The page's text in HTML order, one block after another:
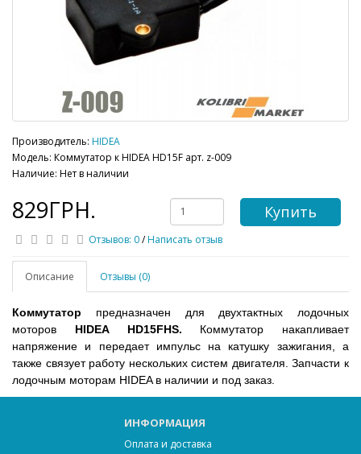
Производитель: HIDEA
Модель: Коммутатор к HIDEA HD15F арт. z-009
Наличие: Нет в наличии
829ГРН. Купить
Отзывов: 0/Написать отзыв
Описание Отзывы (0)
Коммутатор предназначен для двухтактных лодочных
моторов HIDEA HD15FHS. Коммутатор накапливает
напряжение и передает импульс на катушку зажигания, а
также связует работу нескольких систем двигателя. Запчасти к
лодочным моторам HIDEA в наличии и под заказ.
ИНФОРМАЦИЯ
Оплата и доставка